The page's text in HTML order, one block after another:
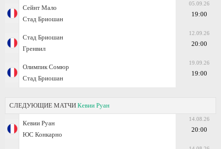
Сейнт Мало
Стад Бриошан
05.09.26
19:00
Стад Бриошан
Гренвил
12.09.26
20:00
Олимпик Сомюр
Стад Бриошан
19.09.26
19:00
СЛЕДУЮЩИЕ МАТЧИ Кевии Руан
Кевии Руан
ЮС Конкарно
14.08.26
20:00